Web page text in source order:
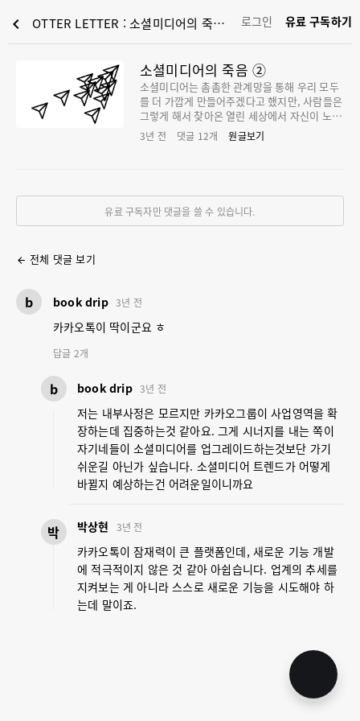
chevron_left OTTER LETTER : 소셜미디어의 죽음 ② 로그인 유료 구독하기
소셜미디어의 죽음 ②
소셜미디어는 촘촘한 관계망을 통해 우리 모두
를 더 가깝게 만들어주겠다고 했지만, 사람들은
그렇게 해서 찾아온 열린 세상에서 자신이 노출
되는 것에 관심이 없다.
3년 전 댓글 12개 원글보기
유료 구독자만 댓글을 쓸 수 있습니다.
arrow_back 전체 댓글 보기
b book drip 3년 전
카카오톡이 딱이군요 ㅎ
답글 2개
b book drip 3년 전
저는 내부사정은 모르지만 카카오그룹이 사업영역을 확
장하는데 집중하는것 같아요. 그게 시너지를 내는 쪽이
자기네들이 소셜미디어를 업그레이드하는것보단 가기
쉬운길 아닌가 싶습니다. 소셜미디어 트렌드가 어떻게
바뀔지 예상하는건 어려운일이니까요
박 박상현 3년 전
카카오톡이 잠재력이 큰 플랫폼인데, 새로운 기능 개발
에 적극적이지 않은 것 같아 아쉽습니다. 업계의 추세를
지켜보는 게 아니라 스스로 새로운 기능을 시도해야 하
는데 말이죠.